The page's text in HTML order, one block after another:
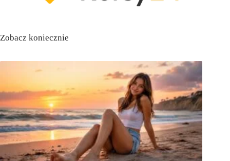
Zobacz koniecznie